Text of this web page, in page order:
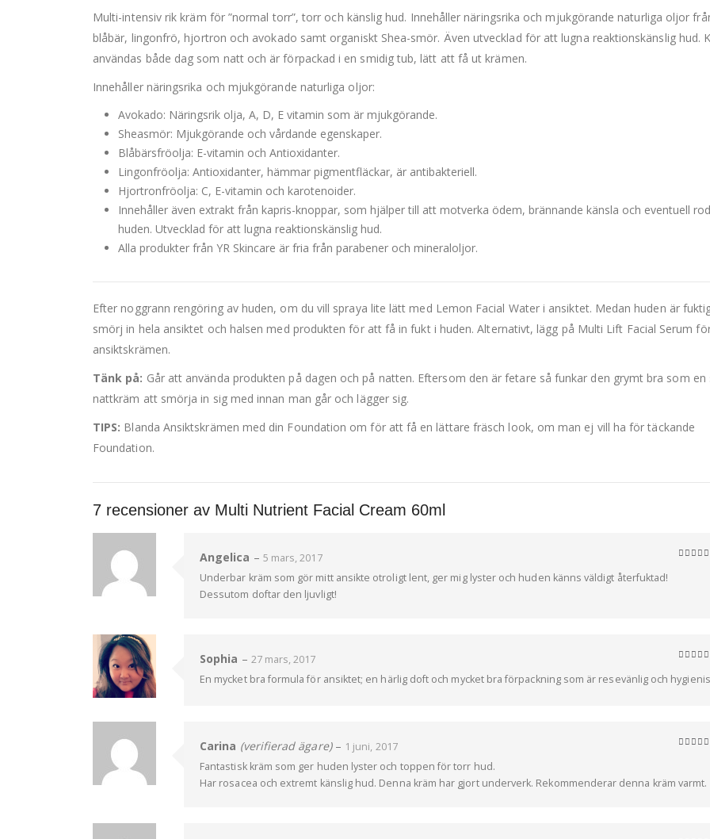
Multi-intensiv rik kräm för ”normal torr”, torr och känslig hud. Innehåller näringsrika och mjukgörande naturliga oljor
blåbär, lingonfrö, hjortron och avokado samt organiskt Shea-smör. Även utvecklad för att lugna reaktionskänslig hud.
användas både dag som natt och är förpackad i en smidig tub, lätt att få ut krämen.
Innehåller näringsrika och mjukgörande naturliga oljor:
Avokado: Näringsrik olja, A, D, E vitamin som är mjukgörande.
Sheasmör: Mjukgörande och vårdande egenskaper.
Blåbärsfröolja: E-vitamin och Antioxidanter.
Lingonfröolja: Antioxidanter, hämmar pigmentfläckar, är antibakteriell.
Hjortronfröolja: C, E-vitamin och karotenoider.
Innehåller även extrakt från kapris-knoppar, som hjälper till att motverka ödem, brännande känsla och eventuell
huden. Utvecklad för att lugna reaktionskänslig hud.
Alla produkter från YR Skincare är fria från parabener och mineraloljor.
Efter noggrann rengöring av huden, om du vill spraya lite lätt med Lemon Facial Water i ansiktet. Medan huden är
smörj in hela ansiktet och halsen med produkten för att få in fukt i huden. Alternativt, lägg på Multi Lift Facial Serum
ansiktskrämen.
Tänk på: Går att använda produkten på dagen och på natten. Eftersom den är fetare så funkar den grymt bra som en
nattkräm att smörja in sig med innan man går och lägger sig.
TIPS: Blanda Ansiktskrämen med din Foundation om för att få en lättare fräsch look, om man ej vill ha för täckande
Foundation.
7 recensioner av Multi Nutrient Facial Cream 60ml
Angelica – 5 mars, 2017
Underbar kräm som gör mitt ansikte otroligt lent, ger mig lyster och huden känns väldigt återfuktad!
Dessutom doftar den ljuvligt!
Sophia – 27 mars, 2017
En mycket bra formula för ansiktet; en härlig doft och mycket bra förpackning som är resevänlig och
Carina (verifierad ägare) – 1 juni, 2017
Fantastisk kräm som ger huden lyster och toppen för torr hud.
Har rosacea och extremt känslig hud. Denna kräm har gjort underverk. Rekommenderar denna kräm varmt.